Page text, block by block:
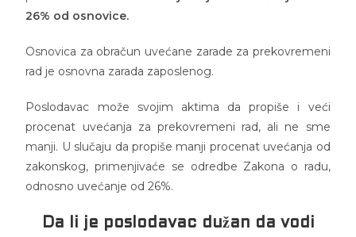
26% od osnovice.
Osnovica za obračun uvećane zarade za prekovremeni
rad je osnovna zarada zaposlenog.
Poslodavac može svojim aktima da propiše i veći
procenat uvećanja za prekovremeni rad, ali ne sme
manji. U slučaju da propiše manji procenat uvećanja od
zakonskog, primenjivaće se odredbe Zakona o radu,
odnosno uvećanje od 26%.
Da li je poslodavac dužan da vodi